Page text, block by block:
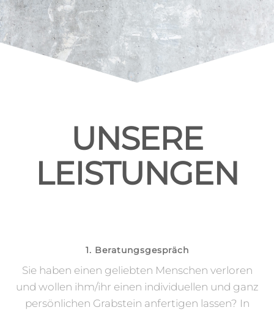
UNSERE
LEISTUNGEN
1. Beratungsgespräch
Sie haben einen geliebten Menschen verloren
und wollen ihm/ihr einen individuellen und ganz
persönlichen Grabstein anfertigen lassen? In